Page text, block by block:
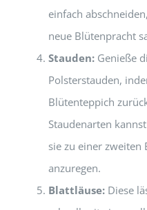
einfach
neue Blütenpracht
Stauden:Genieße
Polsterstauden,
Blütenteppich
Staudenarten
sie zu einer
anzuregen.
Blattläuse:Diese